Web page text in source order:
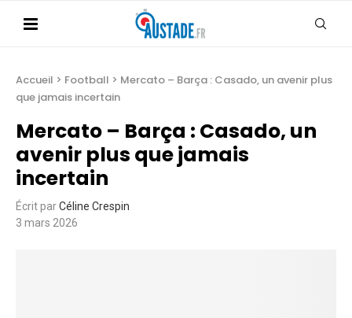
Accueil > Football > Mercato – Barça : Casado, un avenir plus
que jamais incertain
Mercato – Barça : Casado, un
avenir plus que jamais
incertain
Écrit parCéline Crespin
3 mars 2026